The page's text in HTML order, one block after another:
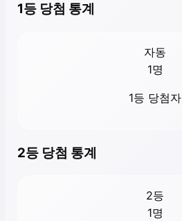
1등 당첨 통계
자동
1명
1등 당첨자
2등 당첨 통계
2등
1명